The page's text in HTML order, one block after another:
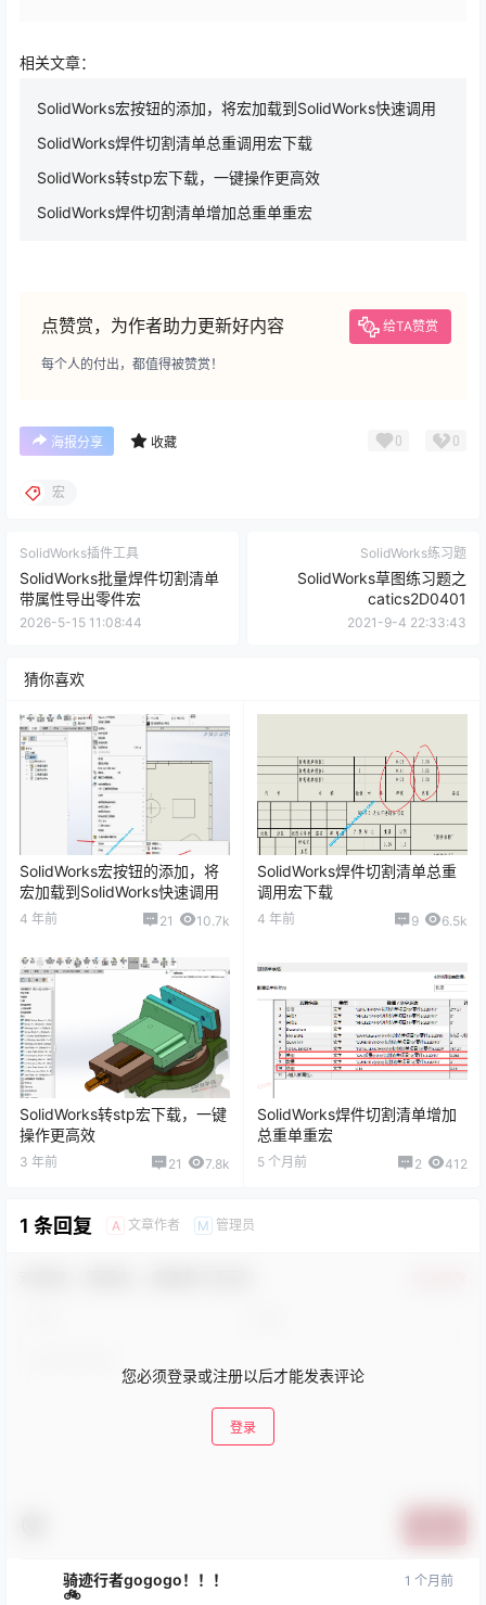
相关文章：
SolidWorks宏按钮的添加，将宏加载到SolidWorks快速调用
SolidWorks焊件切割清单总重调用宏下载
SolidWorks转stp宏下载，一键操作更高效
SolidWorks焊件切割清单增加总重单重宏
点赞赏，为作者助力更新好内容 给TA赞赏
每个人的付出，都值得被赞赏！
海报分享 收藏 0 0
宏
SolidWorks插件工具
SolidWorks批量焊件切割清单
带属性导出零件宏
2026-5-15 11:08:44
SolidWorks练习题
SolidWorks草图练习题之
catics2D0401
2021-9-4 22:33:43
猜你喜欢
SolidWorks宏按钮的添加，将
宏加载到SolidWorks快速调用
4 年前 21 10.7k
SolidWorks焊件切割清单总重
调用宏下载
4 年前 9 6.5k
SolidWorks转stp宏下载，一键
操作更高效
3 年前 21 7.8k
SolidWorks焊件切割清单增加
总重单重宏
5 个月前 2 412
1 条回复 A 文章作者 M 管理员
您必须登录或注册以后才能发表评论
登录
骑迹行者gogogo！！！
🚲
1 个月前